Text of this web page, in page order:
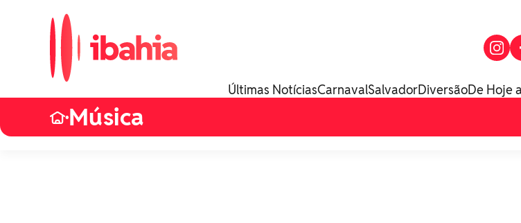
Últimas NotíciasCarnavalSalvadorDiversãoDe Hoje
•Música